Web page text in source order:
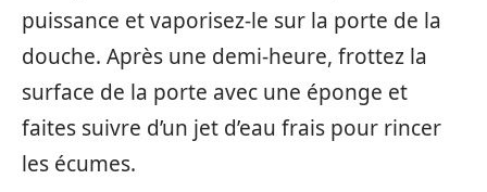
puissance et vaporisez-le sur la porte de la
douche. Après une demi-heure, frottez la
surface de la porte avec une éponge et
faites suivre d’un jet d’eau frais pour rincer
les écumes.